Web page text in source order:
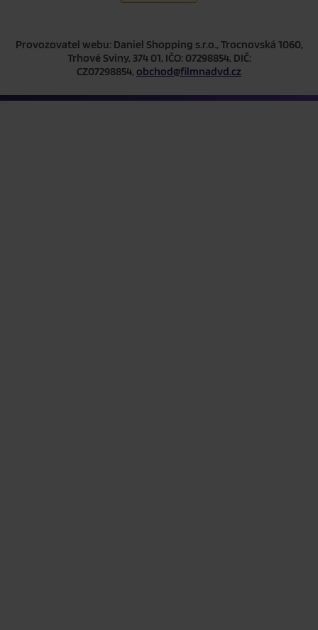
Provozovatel webu: Daniel Shopping s.r.o., Trocnovská 1060,
Trhové Sviny, 374 01, IČO: 07298854, DIČ:
CZ07298854, obchod@filmnadvd.cz